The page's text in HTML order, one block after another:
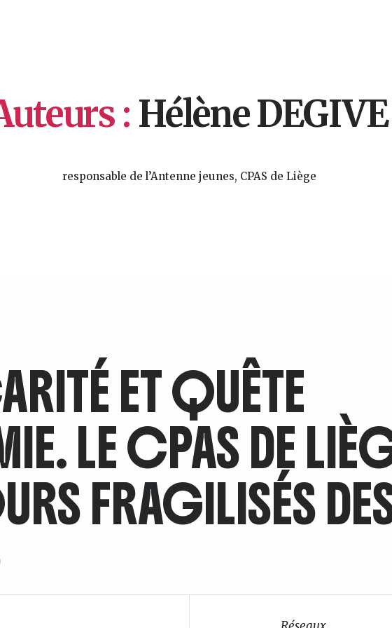
: Hélène DEGIVE
responsable de l’Antenne jeunes, CPAS de Liège
ET QUÊTE
LE CPAS DE
FRAGILISÉS